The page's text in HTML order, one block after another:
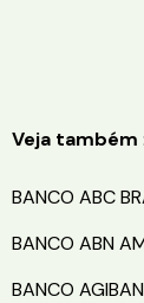
Veja também
BANCO ABC
BANCO ABN
BANCO